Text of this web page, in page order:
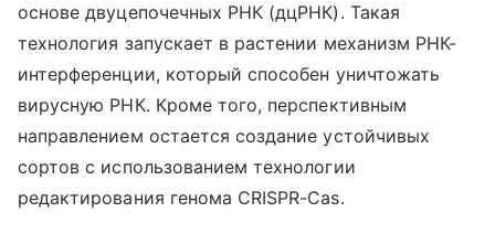
основе двуцепочечных РНК (дцРНК). Такая
технология запускает в растении механизм РНК-
интерференции, который способен уничтожать
вирусную РНК. Кроме того, перспективным
направлением остается создание устойчивых
сортов с использованием технологии
редактирования генома CRISPR-Cas.